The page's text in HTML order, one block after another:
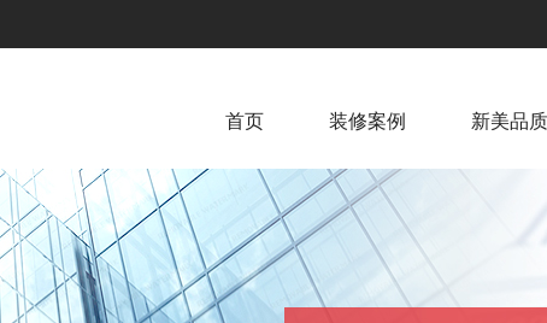
首页 装修案例 新美品质